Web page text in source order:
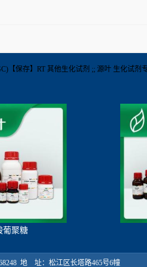
【保存】RT 其他生化试剂 ;; 源叶 生化试剂
葡聚糖
地 址：松江区长塔路465号6幢